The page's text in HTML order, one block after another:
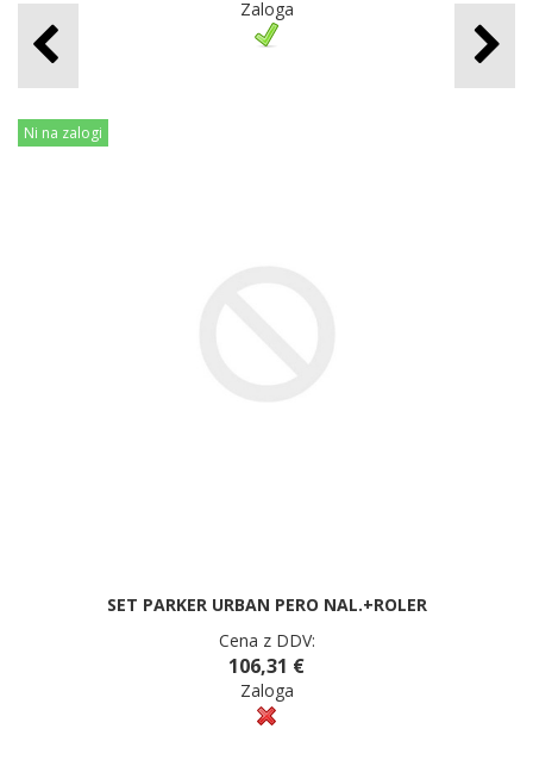
Zaloga
Ni na zalogi
SET PARKER URBAN PERO NAL.+ROLER
Cena z DDV:
106,31 €
Zaloga